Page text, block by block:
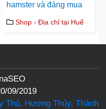
hamster và đáng mua
Shop - Địa chỉ tại Huế
09/2019
Thủ, Hương Thủy, Thành